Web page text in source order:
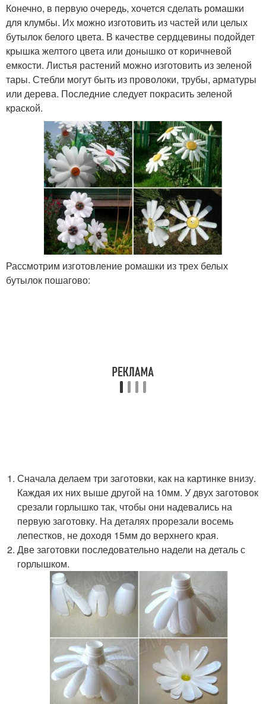
Конечно, в первую очередь, хочется сделать ромашки
для клумбы. Их можно изготовить из частей или целых
бутылок белого цвета. В качестве сердцевины подойдет
крышка желтого цвета или донышко от коричневой
емкости. Листья растений можно изготовить из зеленой
тары. Стебли могут быть из проволоки, трубы, арматуры
или дерева. Последние следует покрасить зеленой
краской.
Рассмотрим изготовление ромашки из трех белых
бутылок пошагово:
Сначала делаем три заготовки, как на картинке внизу.
Каждая их них выше другой на 10мм. У двух заготовок
срезали горлышко так, чтобы они надевались на
первую заготовку. На деталях прорезали восемь
лепестков, не доходя 15мм до верхнего края.
Две заготовки последовательно надели на деталь с
горлышком.